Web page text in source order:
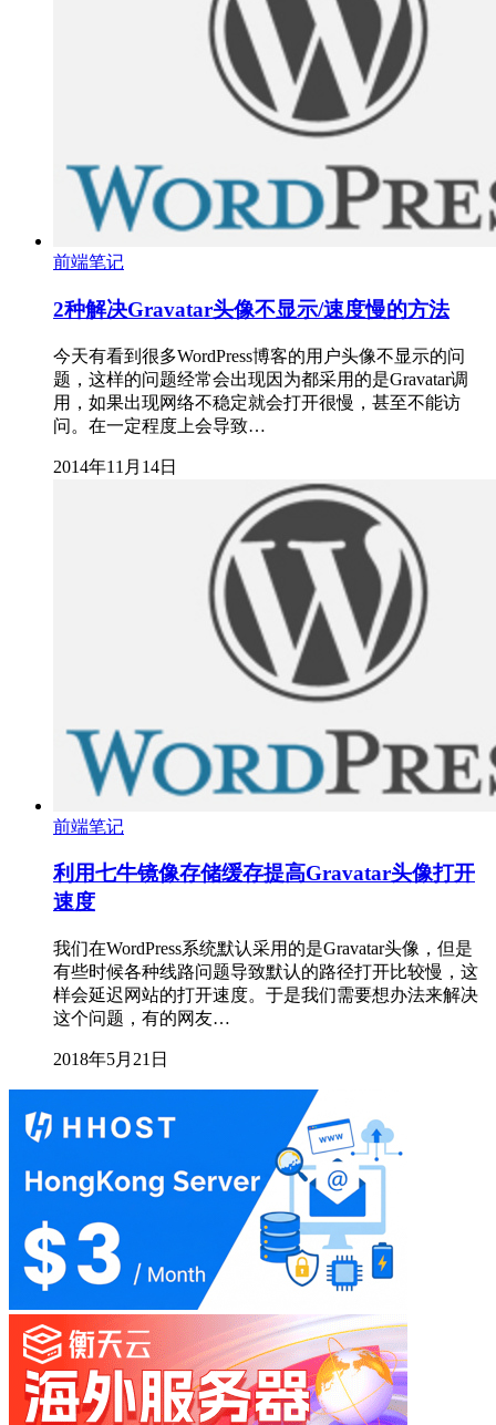
前端笔记
2种解决Gravatar头像不显示/速度慢的方法
今天有看到很多WordPress博客的用户头像不显示的问
题，这样的问题经常会出现因为都采用的是Gravatar调
用，如果出现网络不稳定就会打开很慢，甚至不能访
问。在一定程度上会导致…
2014年11月14日
前端笔记
利用七牛镜像存储缓存提高Gravatar头像打开
速度
我们在WordPress系统默认采用的是Gravatar头像，但是
有些时候各种线路问题导致默认的路径打开比较慢，这
样会延迟网站的打开速度。于是我们需要想办法来解决
这个问题，有的网友…
2018年5月21日